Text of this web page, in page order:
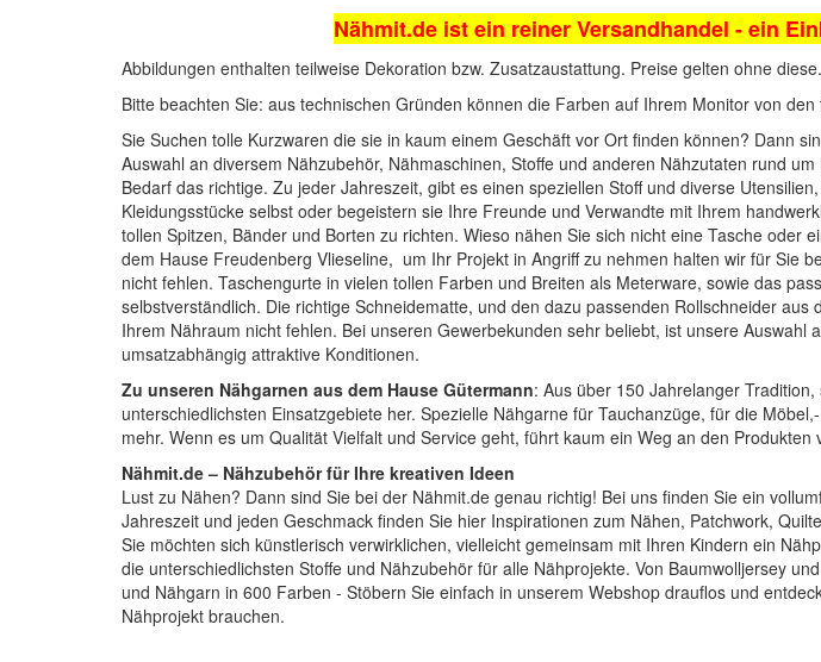
Nähmit.de ist ein reiner Versandhandel - ein
Abbildungen enthalten teilweise Dekoration bzw. Zusatzaustattung. Preise gelten ohne diese.
Bitte beachten Sie: aus technischen Gründen können die Farben auf Ihrem Monitor von
Sie Suchen tolle Kurzwaren die sie in kaum einem Geschäft vor Ort finden können? Dann
Auswahl an diversem Nähzubehör, Nähmaschinen, Stoffe und anderen Nähzutaten rund
Bedarf das richtige. Zu jeder Jahreszeit, gibt es einen speziellen Stoff und diverse
Kleidungsstücke selbst oder begeistern sie Ihre Freunde und Verwandte mit Ihrem
tollen Spitzen, Bänder und Borten zu richten. Wieso nähen Sie sich nicht eine Tasche oder
dem Hause Freudenberg Vlieseline, um Ihr Projekt in Angriff zu nehmen halten wir für Sie
nicht fehlen. Taschengurte in vielen tollen Farben und Breiten als Meterware, sowie das
selbstverständlich. Die richtige Schneidematte, und den dazu passenden Rollschneider aus
Ihrem Nähraum nicht fehlen. Bei unseren Gewerbekunden sehr beliebt, ist unsere Auswahl
umsatzabhängig attraktive Konditionen.
Zu unseren Nähgarnen aus dem Hause Gütermann: Aus über 150 Jahrelanger
unterschiedlichsten Einsatzgebiete her. Spezielle Nähgarne für Tauchanzüge, für die
mehr. Wenn es um Qualität Vielfalt und Service geht, führt kaum ein Weg an den
Nähmit.de – Nähzubehör für Ihre kreativen Ideen
Lust zu Nähen? Dann sind Sie bei der Nähmit.de genau richtig! Bei uns finden Sie ein
Jahreszeit und jeden Geschmack finden Sie hier Inspirationen zum Nähen, Patchwork,
Sie möchten sich künstlerisch verwirklichen, vielleicht gemeinsam mit Ihren Kindern ein
die unterschiedlichsten Stoffe und Nähzubehör für alle Nähprojekte. Von Baumwolljersey
und Nähgarn in 600 Farben - Stöbern Sie einfach in unserem Webshop drauflos und
Nähprojekt brauchen.